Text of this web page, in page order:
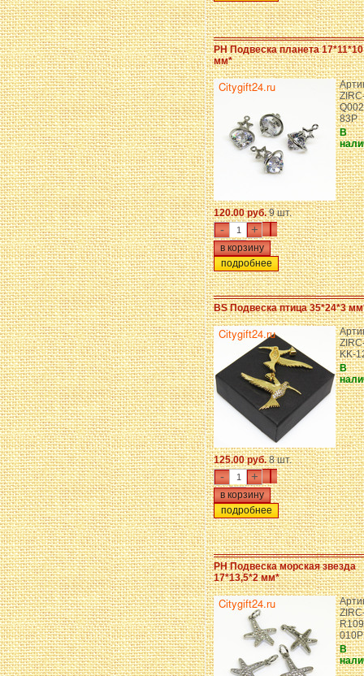
PH Подвеска планета 17*11*10
мм*
83P
В
120.00 руб.9 шт.
- +
подробнее
BS Подвеска птица 35*24*3
KK-
В
125.00 руб.8 шт.
- +
подробнее
PH Подвеска морская звезда
17*13,5*2 мм*
010P
В